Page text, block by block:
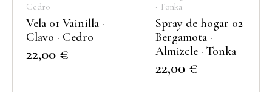
Cedro
Vela 01 Vainilla ·
Clavo · Cedro
22,00 €
· Tonka
Spray de hogar 02
Bergamota ·
Almizcle · Tonka
22,00 €